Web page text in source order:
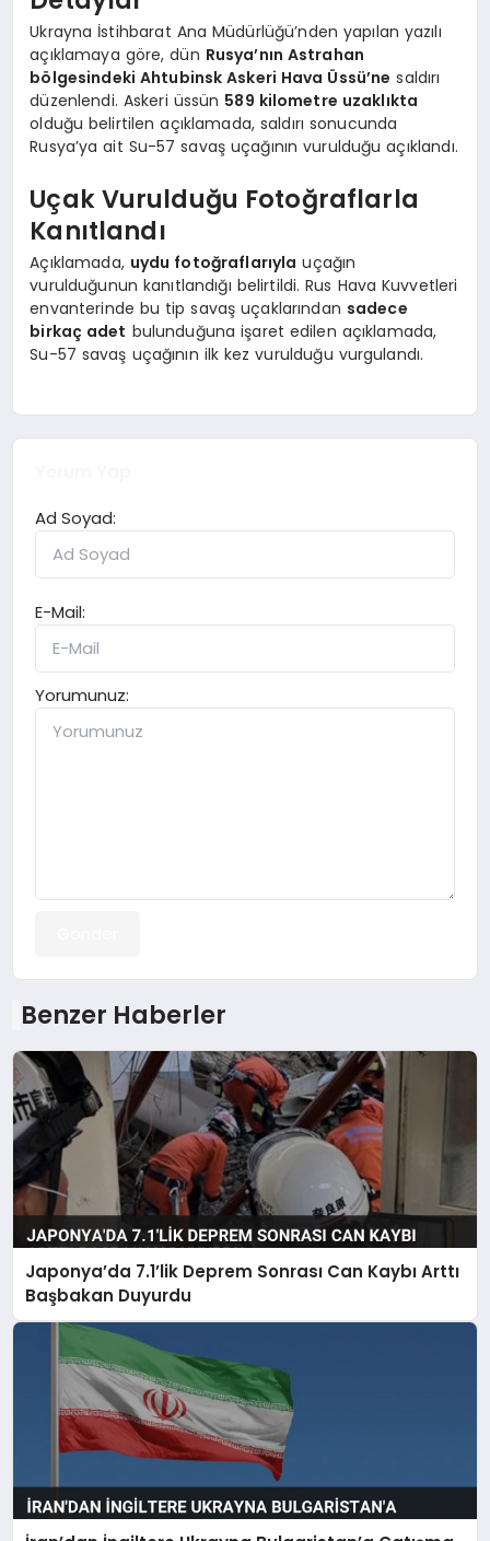
Ukrayna İstihbarat Ana Müdürlüğü’nden yapılan yazılı
açıklamaya göre, dün Rusya’nın Astrahan
bölgesindeki Ahtubinsk Askeri Hava Üssü’ne saldırı
düzenlendi. Askeri üssün 589 kilometre uzaklıkta
olduğu belirtilen açıklamada, saldırı sonucunda
Rusya’ya ait Su-57 savaş uçağının vurulduğu açıklandı.
Uçak Vurulduğu Fotoğraflarla
Kanıtlandı
Açıklamada, uydu fotoğraflarıyla uçağın
vurulduğunun kanıtlandığı belirtildi. Rus Hava Kuvvetleri
envanterinde bu tip savaş uçaklarından sadece
birkaç adet bulunduğuna işaret edilen açıklamada,
Su-57 savaş uçağının ilk kez vurulduğu vurgulandı.
Ad Soyad:
E-Mail:
Yorumunuz:
Benzer Haberler
Japonya’da 7.1’lik Deprem Sonrası Can Kaybı Arttı
Başbakan Duyurdu